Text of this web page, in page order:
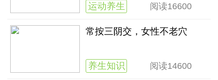
运动养生 阅读16600
常按三阴交，女性不老穴
养生知识 阅读14600